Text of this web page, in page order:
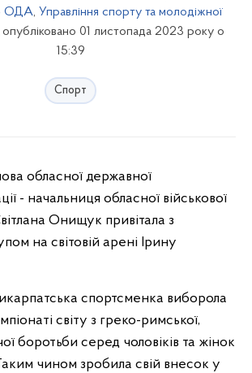
ОДА, Управління спорту та молодіжної
опубліковано 01 листопада 2023 року о
15:39
Спорт
- начальниця обласної військової
Онищук привітала з
на світовій арені Ірину
спортсменка виборола
світу з греко-римської,
боротьби серед чоловіків та жінок
чином зробила свій внесок у